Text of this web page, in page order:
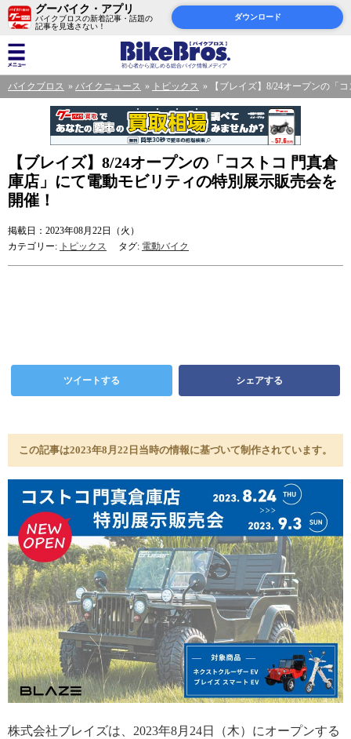
グーバイク・アプリ
バイクブロスの新着記事・話題の
記事を見逃さない！
ダウンロード
バイクブロス バイクニュース トピックス 【ブレイズ】8/24オープンの「
【ブレイズ】8/24オープンの「コストコ 門真倉
庫店」にて電動モビリティの特別展示販売会を
開催！
掲載日：2023年08月22日（火）
カテゴリー: トピックス タグ: 電動バイク
ツイートする シェアする
この記事は2023年8月22日当時の情報に基づいて制作されています。
株式会社ブレイズは、2023年8月24日（木）にオープンする